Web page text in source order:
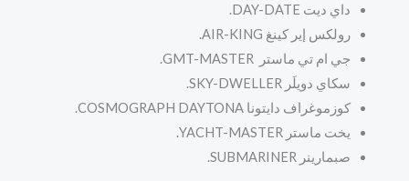
داي ديت DAY-DATE.
رولكس إير كينغ AIR-KING.
جي ام تي ماستر GMT-MASTER.
سكاي دويلَر SKY-DWELLER.
كوزموغراف دايتونا COSMOGRAPH DAYTONA.
يخت ماستر YACHT-MASTER.
صبمارينر SUBMARINER.